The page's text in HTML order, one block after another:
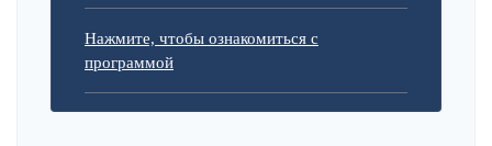
Нажмите, чтобы ознакомиться с
программой